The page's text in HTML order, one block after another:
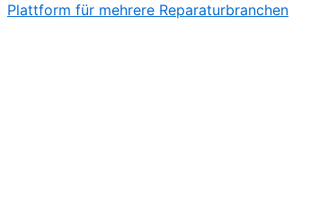
Plattform für mehrere Reparaturbranchen